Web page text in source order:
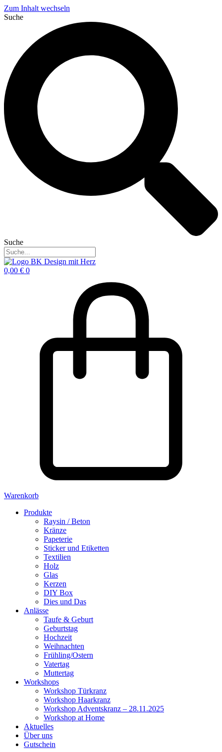
Zum Inhalt wechseln
Suche
Suche
0,00 € 0
Warenkorb
Produkte
Raysin / Beton
Kränze
Papeterie
Sticker und Etiketten
Textilien
Holz
Glas
Kerzen
DIY Box
Dies und Das
Anlässe
Taufe & Geburt
Geburtstag
Hochzeit
Weihnachten
Frühling/Ostern
Vatertag
Muttertag
Workshops
Workshop Türkranz
Workshop Haarkranz
Workshop Adventskranz – 28.11.2025
Workshop at Home
Aktuelles
Über uns
Gutschein